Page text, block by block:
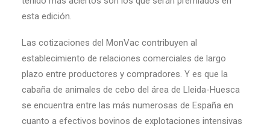
esta edición.
Las cotizaciones del MonVac contribuyen al
establecimiento de relaciones comerciales de largo
plazo entre productores y compradores. Y es que la
cabaña de animales de cebo del área de Lleida-Huesca
se encuentra entre las más numerosas de España en
cuanto a efectivos bovinos de explotaciones intensivas